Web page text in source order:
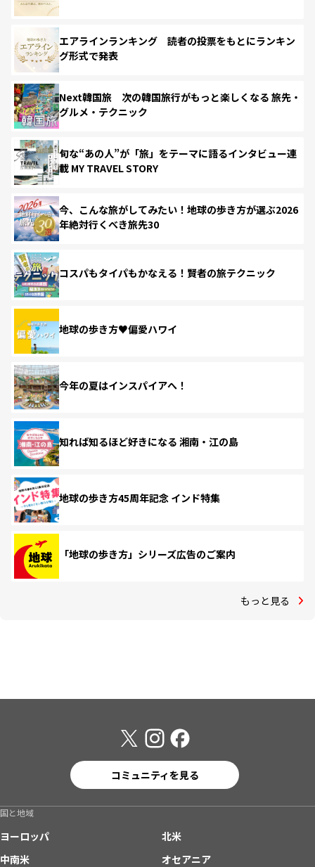
エアラインランキング 読者の投票をもとにランキン
グ形式で発表
Next韓国旅 次の韓国旅行がもっと楽しくなる 旅先・
グルメ・テクニック
旬な“あの人”が「旅」をテーマに語るインタビュー連
載 MY TRAVEL STORY
今、こんな旅がしてみたい！地球の歩き方が選ぶ2026
年絶対行くべき旅先30
コスパもタイパもかなえる！賢者の旅テクニック
地球の歩き方♥偏愛ハワイ
今年の夏はインスパイアへ！
知れば知るほど好きになる 湘南・江の島
地球の歩き方45周年記念 インド特集
「地球の歩き方」シリーズ広告のご案内
もっと見る
コミュニティを見る
国と地域
ヨーロッパ
北米
中南米
オセアニア